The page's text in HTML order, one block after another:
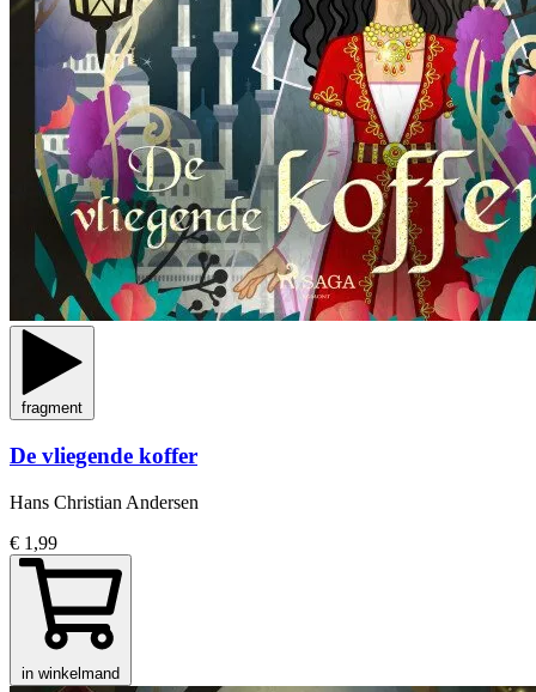
fragment
De vliegende koffer
Hans Christian Andersen
€ 1,99
in winkelmand